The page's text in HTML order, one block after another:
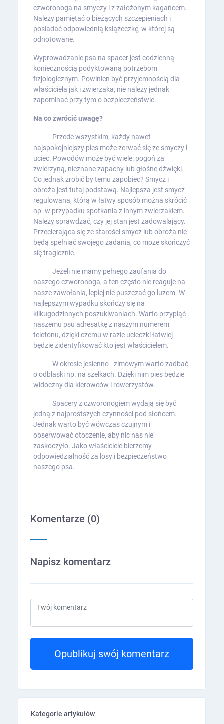
czworonoga na smyczy i z założonym kagańcem.
Należy pamiętać o bieżących szczepieniach i
posiadać odpowiednią książeczkę, w której są
odnotowane.
Wyprowadzanie psa na spacer jest codzienną
koniecznością podyktowaną potrzebom
fizjologicznym. Powinien być przyjemnością dla
właściciela jak i zwierzaka, nie należy jednak
zapominać przy tym o bezpieczeństwie.
Na co zwrócić uwagę?
Przede wszystkim, każdy nawet
najspokojniejszy pies może zerwać się ze smyczy i
uciec. Powodów może być wiele: pogoń za
zwierzyną, nieznane zapachy lub głośne dźwięki.
Co jednak zrobić by temu zapobiec? Smycz i
obroża jest tutaj podstawą. Najlepsza jest smycz
regulowana, którą w łatwy sposób można skrócić
np. w przypadku spotkania z innym zwierzakiem.
Należy sprawdzać, czy jej stan jest zadowalający.
Przecierająca się ze starości smycz lub obroża nie
będą spełniać swojego zadania, co może skończyć
się tragicznie.
Jeżeli nie mamy pełnego zaufania do
naszego czworonoga, a ten często nie reaguje na
nasze zawołania, lepiej nie puszczać go luzem. W
najlepszym wypadku skończy się na
kilkugodzinnych poszukiwaniach. Warto przypiąć
naszemu psu adresatkę z naszym numerem
telefonu, dzięki czemu w razie ucieczki łatwiej
będzie zidentyfikować kto jest właścicielem.
W okresie jesienno - zimowym warto zadbać
o odblaski np. na szelkach. Dzięki nim pies będzie
widoczny dla kierowców i rowerzystów.
Spacery z czworonogiem wydają się być
jedną z najprostszych czynności pod słońcem.
Jednak warto być wówczas czujnym i
obserwować otoczenie, aby nic nas nie
zaskoczyło. Jako właściciele bierzemy
odpowiedzialność za losy i bezpieczeństwo
naszego psa.
Komentarze (0)
Napisz komentarz
Opublikuj swój komentarz
Kategorie artykułów